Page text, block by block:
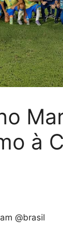
à
@brasil